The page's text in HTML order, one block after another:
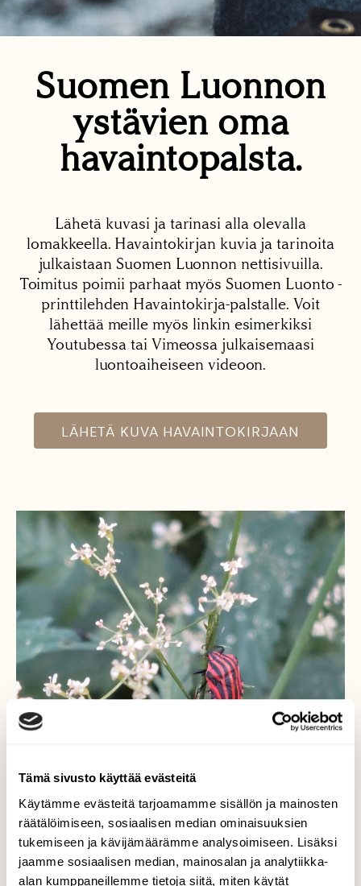
Tämä sivusto käyttää evästeitä
Käytämme evästeitä tarjoamamme sisällön ja mainosten
räätälöimiseen, sosiaalisen median ominaisuuksien
tukemiseen ja kävijämäärämme analysoimiseen. Lisäksi
jaamme sosiaalisen median, mainosalan ja analytiikka-
alan kumppaneillemme tietoja siitä, miten käytät
Suomen Luonnon
ystävien oma
havaintopalsta.
Lähetä kuvasi ja tarinasi alla olevalla
lomakkeella. Havaintokirjan kuvia ja tarinoita
julkaistaan Suomen Luonnon nettisivuilla.
Toimitus poimii parhaat myös Suomen Luonto -
printtilehden Havaintokirja-palstalle. Voit
lähettää meille myös linkin esimerkiksi
Youtubessa tai Vimeossa julkaisemaasi
luontoaiheiseen videoon.
LÄHETÄ KUVA HAVAINTOKIRJAAN